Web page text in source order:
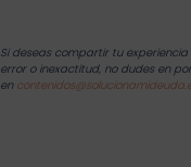
Si deseas compartir tu
error o inexactitud, no dudes en
en